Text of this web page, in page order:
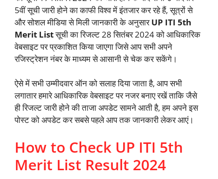
5वीं सूची जारी होने का काफी विश्व में इंतजार कर रहे हैं, सूत्रों से
और सोशल मीडिया से मिली जानकारी के अनुसारUP ITI 5th
Merit Listसूची का रिजल्ट 28 सितंबर 2024 को आधिकारिक
वेबसाइट पर प्रकाशित किया जाएगा जिसे आप सभी अपने
रजिस्ट्रेशन नंबर के माध्यम से आसानी से चेक कर सकेंगे।
ऐसे में सभी उम्मीदवार ऑन को सलाह दिया जाता है, आप सभी
लगातार हमारे आधिकारिक वेबसाइट पर नजर बनाए रखें ताकि जैसे
ही रिजल्ट जारी होने की ताजा अपडेट सामने आती है, हम अपने इस
पोस्ट को अपडेट कर सबसे पहले आप तक जानकारी लेकर आएं।
How to Check UP ITI 5th
Merit List Result 2024